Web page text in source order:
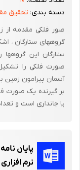
سئوالاتی است که
هیچ شاخه‌ای از علم
بزرگترین محدوده
چیزهایی که جهان را
مورد توجه و جالب
دیگر. اما در تعریف
فیزیکی رفتار
پر کرده‌اند و بررسی
دسته بندی: تحقیق
صور فلکی مقدمه از
گروههای ستارگان ،
ستارگان این
صورت فلکی را
بر گیرنده یک صورت
یا جانداری است و
پایان
نرم